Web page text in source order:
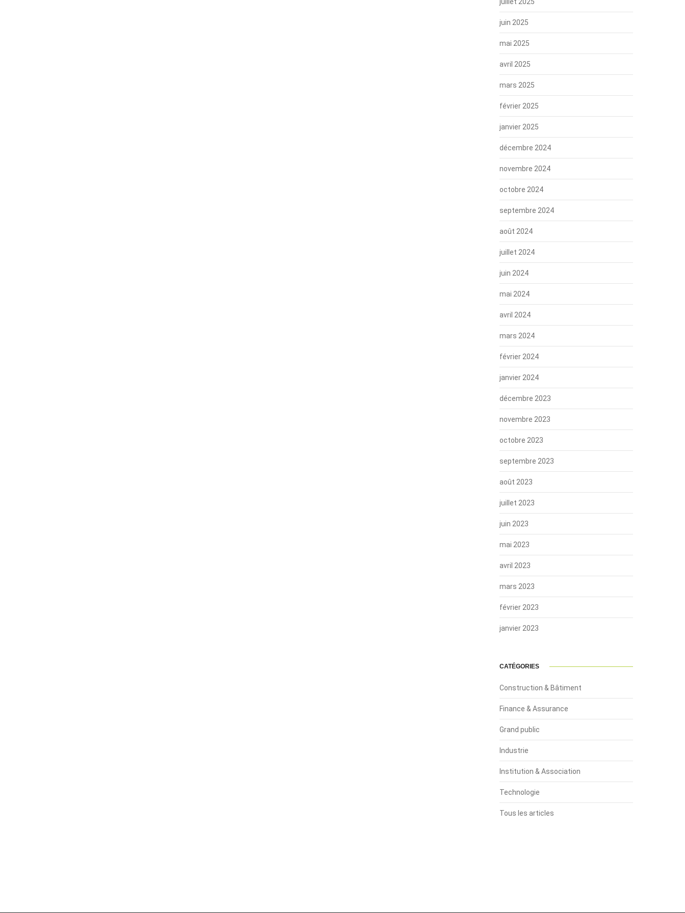
juin 2025
mai 2025
avril 2025
mars 2025
février 2025
janvier 2025
décembre 2024
novembre 2024
octobre 2024
septembre 2024
août 2024
juillet 2024
juin 2024
mai 2024
avril 2024
mars 2024
février 2024
janvier 2024
décembre 2023
novembre 2023
octobre 2023
septembre 2023
août 2023
juillet 2023
juin 2023
mai 2023
avril 2023
mars 2023
février 2023
janvier 2023
CATÉGORIES
Construction & Bâtiment
Finance & Assurance
Grand public
Industrie
Institution & Association
Technologie
Tous les articles